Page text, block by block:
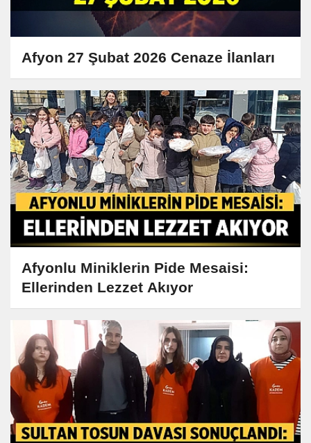
Afyon 27 Şubat 2026 Cenaze İlanları
Afyonlu Miniklerin Pide Mesaisi:
Ellerinden Lezzet Akıyor